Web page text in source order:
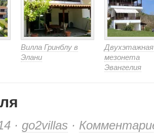
Вилла Гринблу в
Элани
Двухэтажная
мезонета
Эвангелия
· go2villas ·